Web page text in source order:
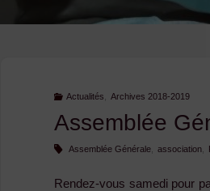
Actualités Archives 2018-2019
Assemblée
Assemblée Générale, association,
Rendez-vous samedi pour